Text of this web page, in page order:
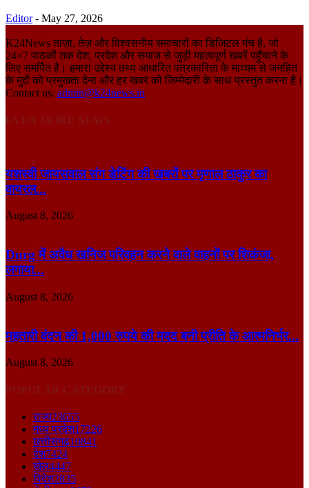
Editor - May 27, 2026
K24News ताज़ा, तेज़ और विश्वसनीय समाचारों का डिजिटल मंच है, जो
24×7 पाठकों तक देश, प्रदेश और समाज से जुड़ी महत्वपूर्ण खबरें पहुँचाने के
लिए समर्पित है। हमारा उद्देश्य तथ्य आधारित पत्रकारिता के माध्यम से जनहित
के मुद्दों को प्रमुखता देना और हर खबर को जिम्मेदारी के साथ प्रस्तुत करना है।
Contact us: admin@k24news.in
यशस्वी जायसवाल संग डेटिंग की खबरों पर मृणाल ठाकुर का
वायरल...
August 8, 2026
Durg में अवैध खनिज परिवहन करने वाले वाहनों पर शिकंजा,
लगाया...
August 8, 2026
महतारी वंदन की 1,000 रुपये की मदद बनी प्रीति के आत्मनिर्भर...
August 8, 2026
राज्य23655
मध्य प्रदेश17226
छत्तीसगढ़10841
देश7424
खेल4447
विदेश2835